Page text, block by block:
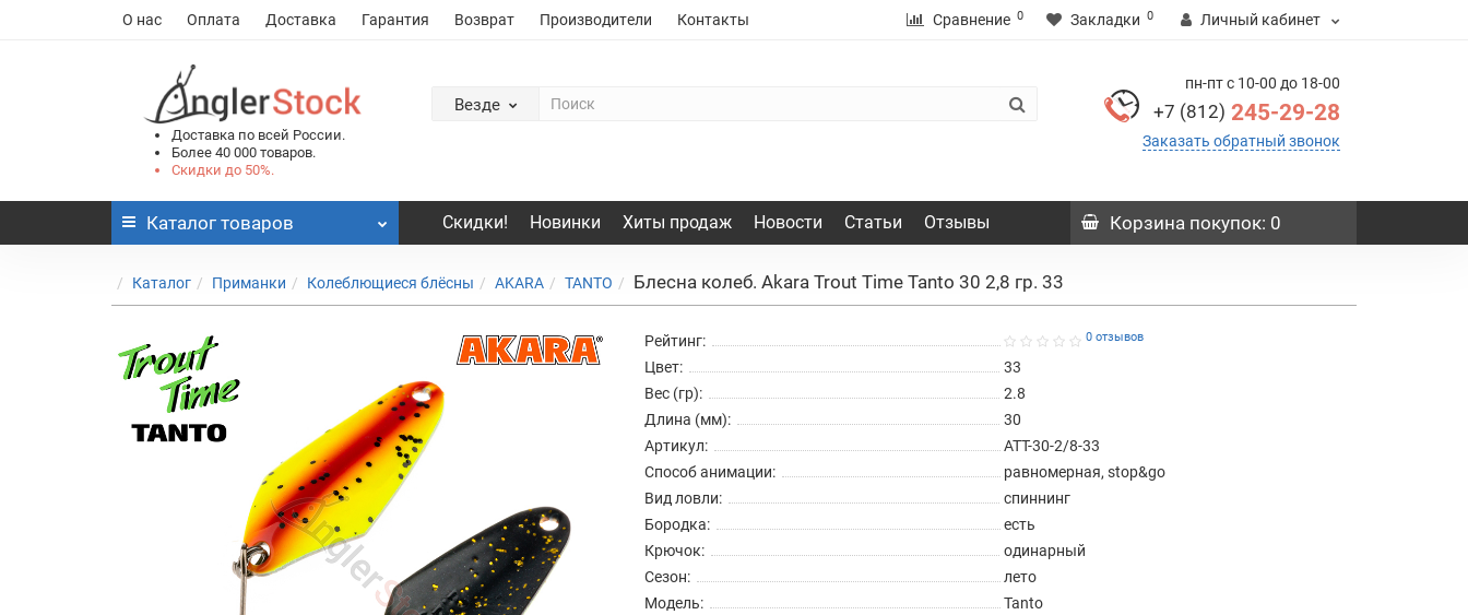
О нас Оплата Доставка Гарантия Возврат Производители Контакты Сравнение 0 Закладки 0 Личный кабинет
Доставка по всей России.
Более 40 000 товаров.
Скидки до 50%.
Везде
пн-пт с 10-00 до 18-00
+7 (812) 245-29-28
Заказать обратный звонок
Каталог товаров Скидки! Новинки Хиты продаж Новости Статьи Отзывы Корзина покупок: 0
Каталог Приманки Колеблющиеся блёсны AKARA TANTO Блесна колеб. Akara Trout Time Tanto 30 2,8 гр. 33
Рейтинг: 0 отзывов
Цвет:
33
Вес (гр):
2.8
Длина (мм):
30
Артикул:
ATT-30-2/8-33
Способ анимации:
равномерная, stop&go
Вид ловли:
спиннинг
Бородка:
есть
Крючок:
одинарный
Сезон:
лето
Модель:
Tanto